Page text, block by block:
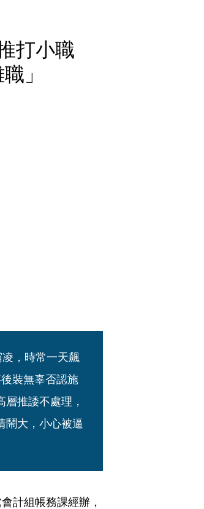
打小職
」
，時常一天飆
裝無辜否認施
推諉不處理，
鬧大，小心被逼
計組帳務課經辦，